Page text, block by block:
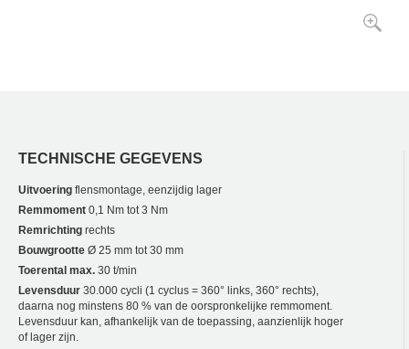
TECHNISCHE GEGEVENS
Uitvoering flensmontage, eenzijdig lager
Remmoment 0,1 Nm tot 3 Nm
Remrichting rechts
Bouwgrootte Ø 25 mm tot 30 mm
Toerental max. 30 t/min
Levensduur 30.000 cycli (1 cyclus = 360° links, 360° rechts),
daarna nog minstens 80 % van de oorspronkelijke remmoment.
Levensduur kan, afhankelijk van de toepassing, aanzienlijk hoger
of lager zijn.